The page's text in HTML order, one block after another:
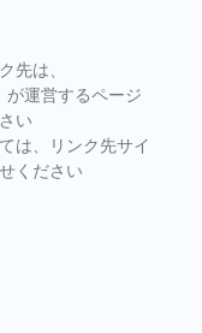
先は、
運営するページ
い
は、リンク先サイ
ください